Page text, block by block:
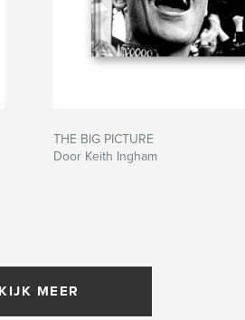
THE BIG PICTURE
Door Keith Ingham
MEER